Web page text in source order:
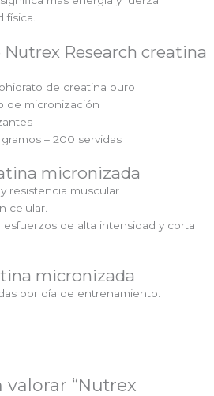
física.
Research creatina
de creatina puro
de micronización
– 200 servidas
micronizada
resistencia muscular
celular.
de alta intensidad y corta
micronizada
por día de entrenamiento.
“Nutrex